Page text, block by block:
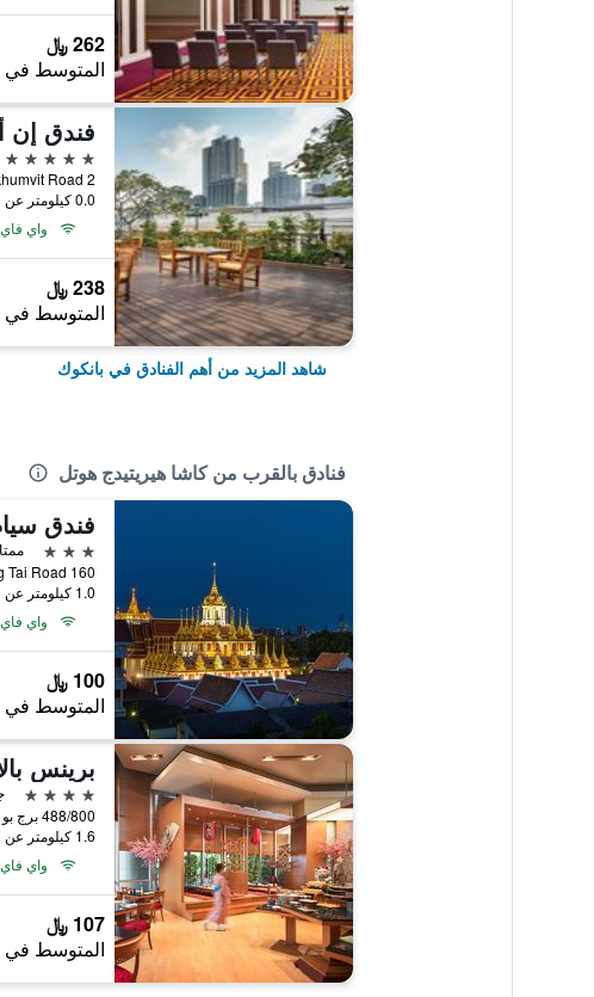
262 ﷼
المتوسط في
5 نجوم
2 Soi 5 Sukhumvit Road, بانكوك, تايلاند
0.0 كيلومتر عن وسط المدينة
واي
238 ﷼
المتوسط في
شاهد المزيد من أهم الفنادق في بانكوك
فنادق بالقرب من كاشا هيريتيدج هوتل
فندق
3 نجوم
1.0 كيلومتر عن وسط المدينة
واي
100 ﷼
المتوسط في
برينس
4 نجوم
488/800 برج بو باي طريق ديمرونغراك, بانكوك, تايلاند
1.6 كيلومتر عن وسط المدينة
واي
107 ﷼
المتوسط في